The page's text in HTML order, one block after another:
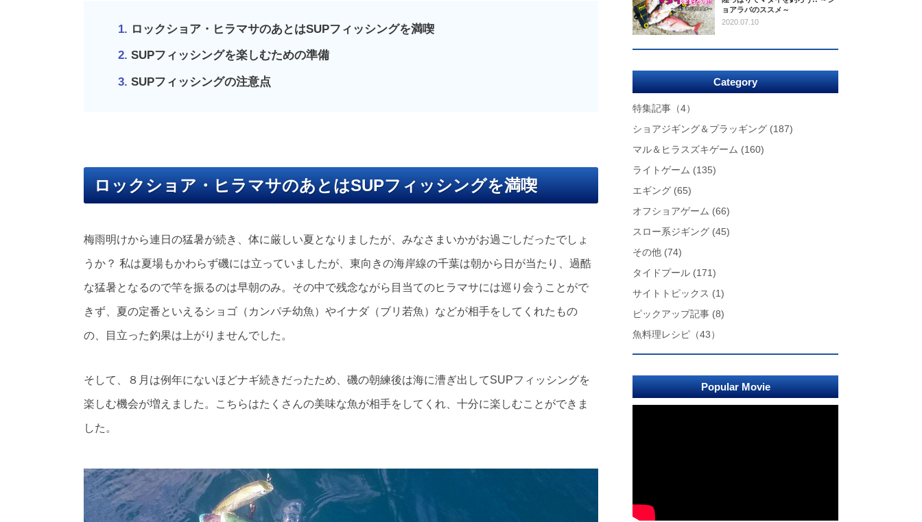
ロックショア・ヒラマサのあとはSUPフィッシングを満喫
SUPフィッシングを楽しむための準備
SUPフィッシングの注意点
ロックショア・ヒラマサのあとはSUPフィッシングを満喫
梅雨明けから連日の猛暑が続き、体に厳しい夏となりましたが、みなさまいかがお過ごしだったでしょ
うか？ 私は夏場もかわらず磯には立っていましたが、東向きの海岸線の千葉は朝から日が当たり、過酷
な猛暑となるので竿を振るのは早朝のみ。その中で残念ながら目当てのヒラマサには巡り会うことがで
きず、夏の定番といえるショゴ（カンパチ幼魚）やイナダ（ブリ若魚）などが相手をしてくれたもの
の、目立った釣果は上がりませんでした。
そして、８月は例年にないほどナギ続きだったため、磯の朝練後は海に漕ぎ出してSUPフィッシングを
楽しむ機会が増えました。こちらはたくさんの美味な魚が相手をしてくれ、十分に楽しむことができま
した。
ョアラバのススメ～
2020.07.10
Category
特集記事 （4）
ショアジギング＆プラッギング (187)
マル＆ヒラスズキゲーム (160)
ライトゲーム (135)
エギング (65)
オフショアゲーム (66)
スロー系ジギング (45)
その他 (74)
タイドプール (171)
サイトトピックス (1)
ピックアップ記事 (8)
魚料理レシピ （43）
Popular Movie